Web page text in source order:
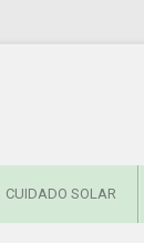
CUIDADO SOLAR